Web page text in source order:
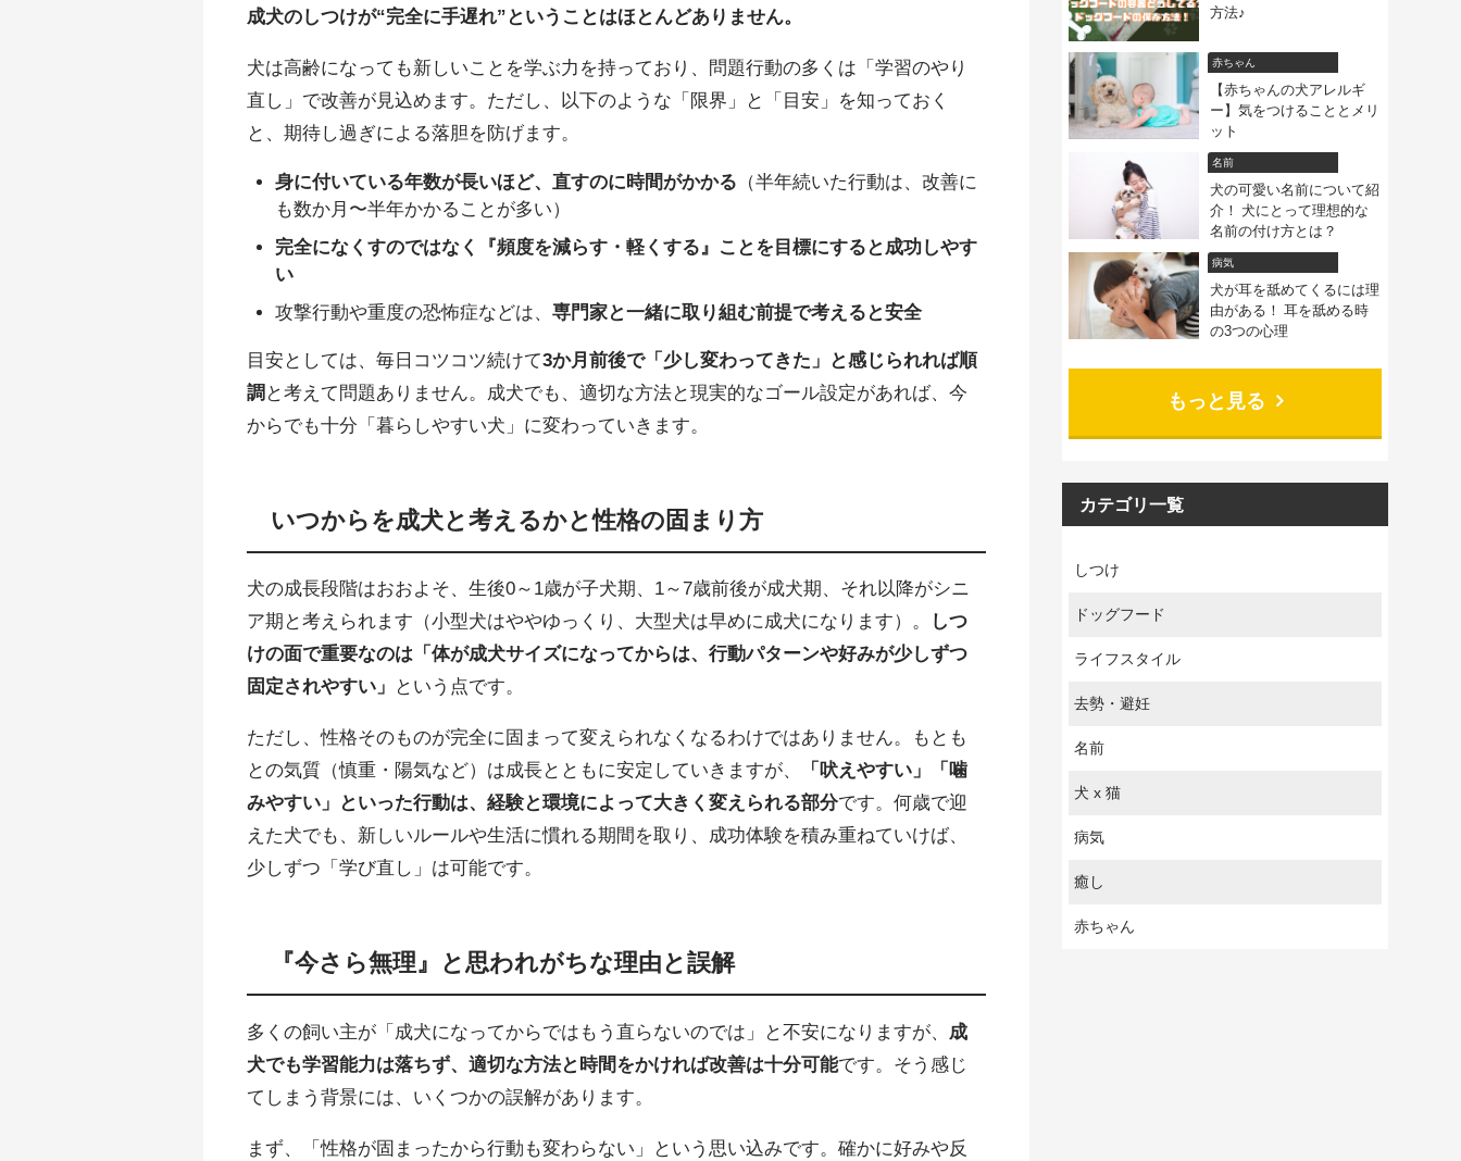
成犬のしつけが“完全に手遅れ”ということはほとんどありません。
犬は高齢になっても新しいことを学ぶ力を持っており、問題行動の多くは「学習のやり
直し」で改善が見込めます。ただし、以下のような「限界」と「目安」を知っておく
と、期待し過ぎによる落胆を防げます。
身に付いている年数が長いほど、直すのに時間がかかる （半年続いた行動は、改善に
も数か月〜半年かかることが多い）
完全になくすのではなく『頻度を減らす・軽くする』ことを目標にすると成功しやす
い
攻撃行動や重度の恐怖症などは、 専門家と一緒に取り組む前提で考えると安全
目安としては、毎日コツコツ続けて3か月前後で「少し変わってきた」と感じられれば順
調 と考えて問題ありません。成犬でも、適切な方法と現実的なゴール設定があれば、今
からでも十分「暮らしやすい犬」に変わっていきます。
いつからを成犬と考えるかと性格の固まり方
犬の成長段階はおおよそ、生後0～1歳が子犬期、1～7歳前後が成犬期、それ以降がシニ
ア期と考えられます（小型犬はややゆっくり、大型犬は早めに成犬になります）。
しつ
けの面で重要なのは「体が成犬サイズになってからは、行動パターンや好みが少しずつ
固定されやすい」
という点です。
ただし、性格そのものが完全に固まって変えられなくなるわけではありません。もとも
との気質（慎重・陽気など）は成長とともに安定していきますが、
「吠えやすい」「噛
みやすい」といった行動は、経験と環境によって大きく変えられる部分です。何歳で迎
えた犬でも、新しいルールや生活に慣れる期間を取り、成功体験を積み重ねていけば、
少しずつ「学び直し」は可能です。
『今さら無理』と思われがちな理由と誤解
多くの飼い主が「成犬になってからではもう直らないのでは」と不安になりますが、
成
犬でも学習能力は落ちず、適切な方法と時間をかければ改善は十分可能です。そう感じ
てしまう背景には、いくつかの誤解があります。
まず、「性格が固まったから行動も変わらない」という思い込みです。確かに好みや反
方法♪
赤ちゃん
【赤ちゃんの犬アレルギ
ー】気をつけることとメリ
ット
名前
犬の可愛い名前について紹
介！ 犬にとって理想的な
名前の付け方とは？
病気
犬が耳を舐めてくるには理
由がある！ 耳を舐める時
の3つの心理
もっと見る
カテゴリ一覧
しつけ
ドッグフード
ライフスタイル
去勢・避妊
名前
犬 x 猫
病気
癒し
赤ちゃん